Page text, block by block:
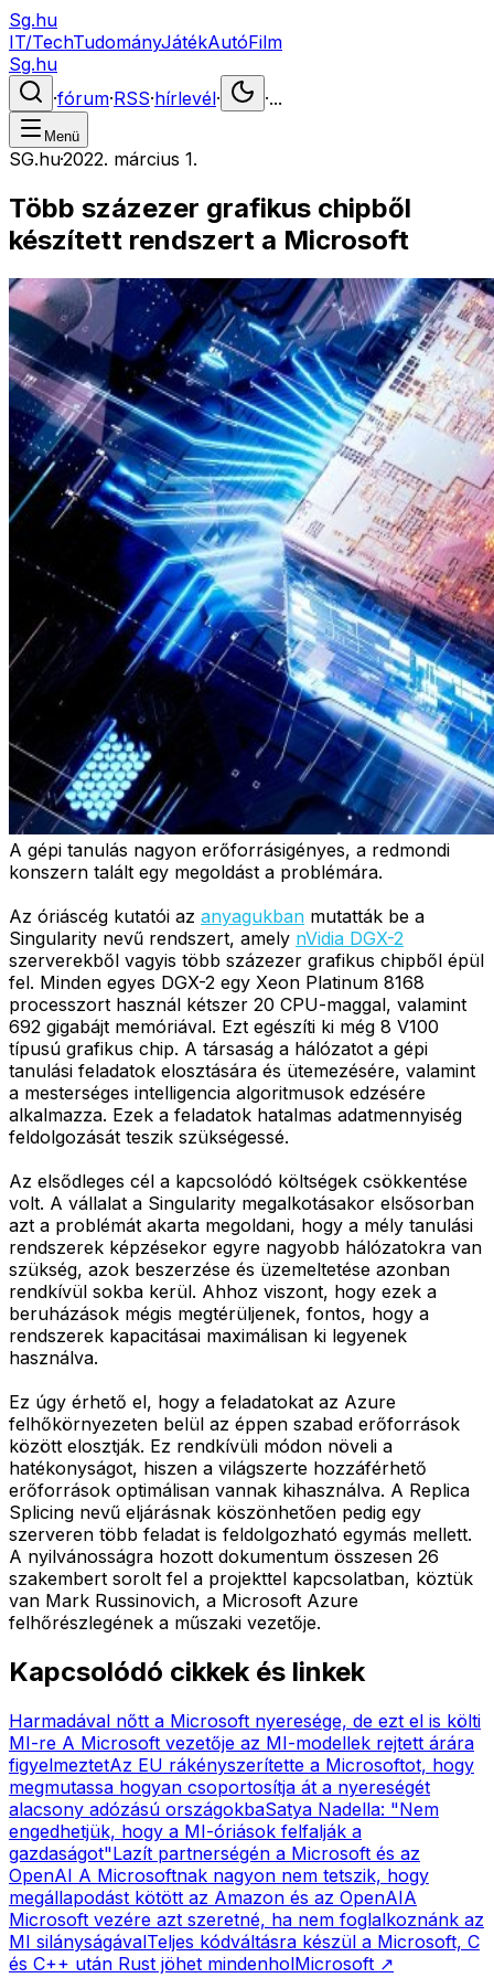
Sg.hu
IT/TechTudományJátékAutóFilm
Sg.hu
·fórum·RSS·hírlevél· ·...
Menü
SG.hu·2022. március 1.
Több százezer grafikus chipből
készített rendszert a Microsoft
A gépi tanulás nagyon erőforrásigényes, a redmondi
konszern talált egy megoldást a problémára.
Az óriáscég kutatói az anyagukban mutatták be a
Singularity nevű rendszert, amely nVidia DGX-2
szerverekből vagyis több százezer grafikus chipből épül
fel. Minden egyes DGX-2 egy Xeon Platinum 8168
processzort használ kétszer 20 CPU-maggal, valamint
692 gigabájt memóriával. Ezt egészíti ki még 8 V100
típusú grafikus chip. A társaság a hálózatot a gépi
tanulási feladatok elosztására és ütemezésére, valamint
a mesterséges intelligencia algoritmusok edzésére
alkalmazza. Ezek a feladatok hatalmas adatmennyiség
feldolgozását teszik szükségessé.
Az elsődleges cél a kapcsolódó költségek csökkentése
volt. A vállalat a Singularity megalkotásakor elsősorban
azt a problémát akarta megoldani, hogy a mély tanulási
rendszerek képzésekor egyre nagyobb hálózatokra van
szükség, azok beszerzése és üzemeltetése azonban
rendkívül sokba kerül. Ahhoz viszont, hogy ezek a
beruházások mégis megtérüljenek, fontos, hogy a
rendszerek kapacitásai maximálisan ki legyenek
használva.
Ez úgy érhető el, hogy a feladatokat az Azure
felhőkörnyezeten belül az éppen szabad erőforrások
között elosztják. Ez rendkívüli módon növeli a
hatékonyságot, hiszen a világszerte hozzáférhető
erőforrások optimálisan vannak kihasználva. A Replica
Splicing nevű eljárásnak köszönhetően pedig egy
szerveren több feladat is feldolgozható egymás mellett.
A nyilvánosságra hozott dokumentum összesen 26
szakembert sorolt fel a projekttel kapcsolatban, köztük
van Mark Russinovich, a Microsoft Azure
felhőrészlegének a műszaki vezetője.
Kapcsolódó cikkek és linkek
Harmadával nőtt a Microsoft nyeresége, de ezt el is költi
MI-re A Microsoft vezetője az MI-modellek rejtett árára
figyelmeztetAz EU rákényszerítette a Microsoftot, hogy
megmutassa hogyan csoportosítja át a nyereségét
alacsony adózású országokbaSatya Nadella: "Nem
engedhetjük, hogy a MI-óriások felfalják a
gazdaságot"Lazít partnerségén a Microsoft és az
OpenAI A Microsoftnak nagyon nem tetszik, hogy
megállapodást kötött az Amazon és az OpenAIA
Microsoft vezére azt szeretné, ha nem foglalkoznánk az
MI silányságávalTeljes kódváltásra készül a Microsoft, C
és C++ után Rust jöhet mindenholMicrosoft ↗